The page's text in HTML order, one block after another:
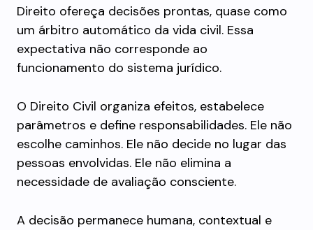
Direito ofereça decisões prontas, quase como
um árbitro automático da vida civil. Essa
expectativa não corresponde ao
funcionamento do sistema jurídico.
O Direito Civil organiza efeitos, estabelece
parâmetros e define responsabilidades. Ele não
escolhe caminhos. Ele não decide no lugar das
pessoas envolvidas. Ele não elimina a
necessidade de avaliação consciente.
A decisão permanece humana, contextual e